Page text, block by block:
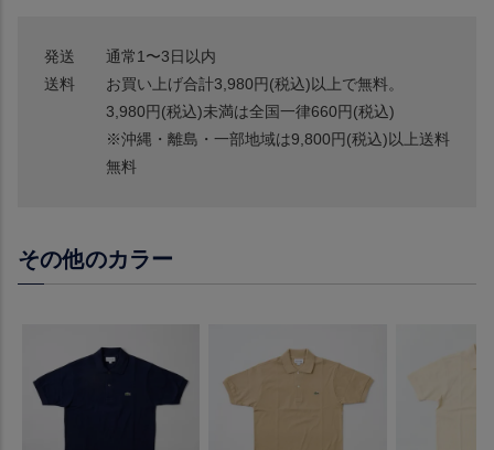
発送
通常1〜3日以内
送料
お買い上げ合計3,980円(税込)以上で無料。
3,980円(税込)未満は全国一律660円(税込)
※沖縄・離島・一部地域は9,800円(税込)以上送料
無料
その他のカラー